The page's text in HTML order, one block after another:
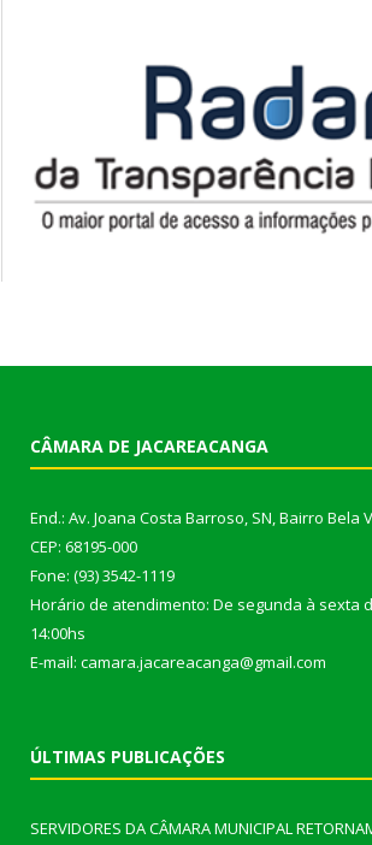
CÂMARA DE JACAREACANGA
End.: Av. Joana Costa Barroso, SN, Bairro Bela
CEP: 68195-000
Fone: (93) 3542-1119
Horário de atendimento: De segunda à sexta
14:00hs
E-mail: camara.jacareacanga@gmail.com
ÚLTIMAS PUBLICAÇÕES
SERVIDORES DA CÂMARA MUNICIPAL